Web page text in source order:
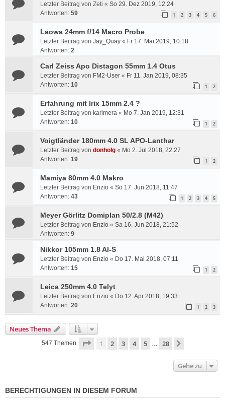
Letzter Beitrag von Zeti « So 29. Dez 2019, 12:24
Antworten: 59 1 2 3 4 5 6
Laowa 24mm f/14 Macro Probe
Letzter Beitrag von Jay_Quay « Fr 17. Mai 2019, 10:18
Antworten: 2
Carl Zeiss Apo Distagon 55mm 1.4 Otus
Letzter Beitrag von FM2-User « Fr 11. Jan 2019, 08:35
Antworten: 10 1 2
Erfahrung mit Irix 15mm 2.4 ?
Letzter Beitrag von karlmera « Mo 7. Jan 2019, 12:31
Antworten: 10 1 2
Voigtländer 180mm 4.0 SL APO-Lanthar
Letzter Beitrag von donholg « Mo 2. Jul 2018, 22:27
Antworten: 19 1 2
Mamiya 80mm 4.0 Makro
Letzter Beitrag von Enzio « So 17. Jun 2018, 11:47
Antworten: 43 1 2 3 4 5
Meyer Görlitz Domiplan 50/2.8 (M42)
Letzter Beitrag von Enzio « Sa 16. Jun 2018, 21:52
Antworten: 9
Nikkor 105mm 1.8 AI-S
Letzter Beitrag von Enzio « Do 17. Mai 2018, 07:11
Antworten: 15 1 2
Leica 250mm 4.0 Telyt
Letzter Beitrag von Enzio « Do 12. Apr 2018, 19:33
Antworten: 20 1 2 3
Neues Thema
547 Themen Seite 1von 28
1 2 3 4 5 … 28
Gehe zu
BERECHTIGUNGEN IN DIESEM FORUM